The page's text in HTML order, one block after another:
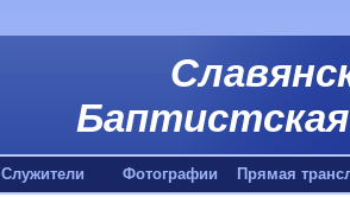
Служители Фотографии Прямая